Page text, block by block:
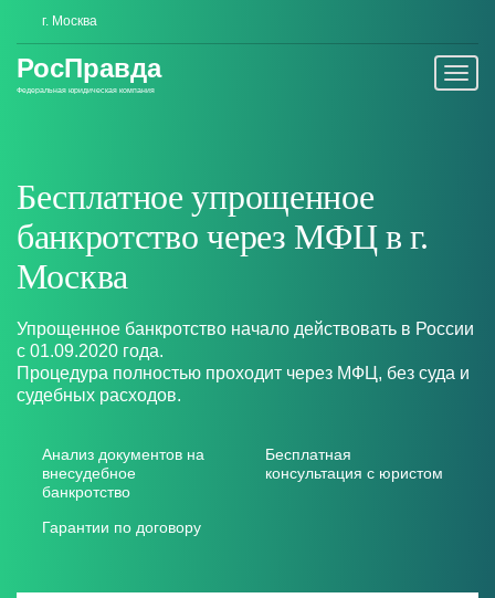
г. Москва
РосПравда
Федеральная юридическая компания
Бесплатное упрощенное
банкротство через МФЦв г.
Москва
Упрощенное банкротство начало действовать в России
с 01.09.2020 года.
Процедура полностью проходит через МФЦ, без суда и
судебных расходов.
Анализ документов на
внесудебное
банкротство
Бесплатная
консультация с юристом
Гарантии по договору